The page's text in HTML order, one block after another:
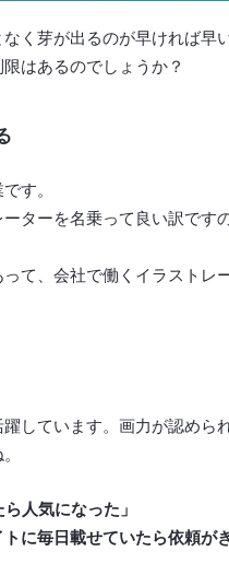
く芽が出るのが早ければ早
はあるのでしょうか？
す。
ターを名乗って良い訳です
て、会社で働くイラスト
しています。画力が認めら
人気になった」
に毎日載せていたら依頼が